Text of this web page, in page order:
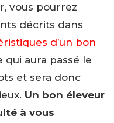
vous pourrez
décrits dans
d’un bon
qui aura passé le
et sera donc
Un bon éleveur
à vous